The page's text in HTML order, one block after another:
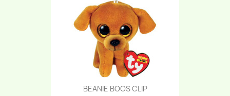
BEANIE BOOS CLIP